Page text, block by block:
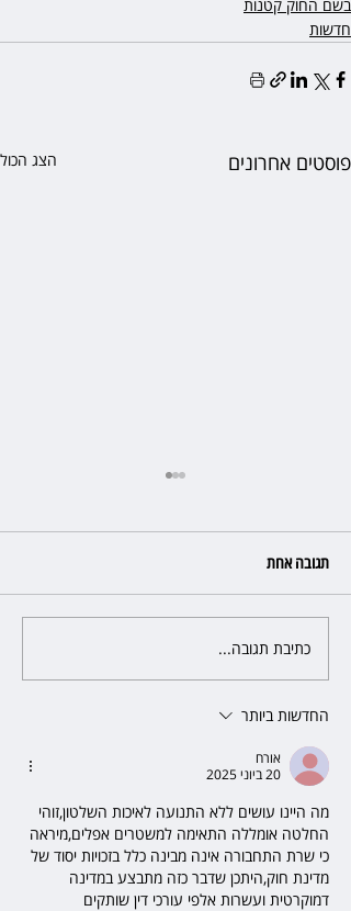
בשם החוק קטנות
חדשות
פוסטים אחרונים הצג הכול
פרקליטת מחוז חיפה בדרך
לפרישה: תקבל יותר ממיליון שקל
מהמדינה
תגובה אחת
כתיבת תגובה...
החדשות ביותר
אורח
20 ביוני 2025
מה היינו עושים ללא התנועה לאיכות השלטון,זוהי
החלטה אומללה התאימה למשטרים אפלים,מיראה
כי שרת התחבורה אינה מבינה כלל בזכויות יסוד של
מדינת חוק,היתכן שדבר כזה מתבצע במדינה
דמוקרטית ועשרות אלפי עורכי דין שותקים